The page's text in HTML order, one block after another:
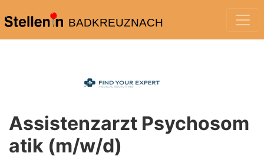
BADKREUZNACH
Assistenzarzt Psychosom
atik (m/w/d)